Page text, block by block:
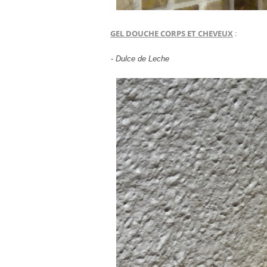
GEL DOUCHE CORPS ET CHEVEUX :
- Dulce de Leche